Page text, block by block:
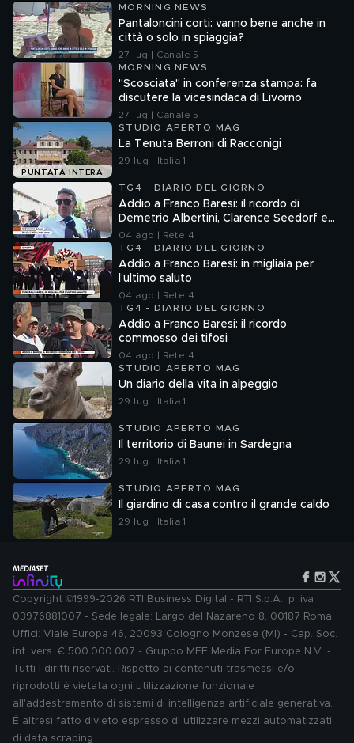
MORNING NEWS
Pantaloncini corti: vanno bene anche in
città o solo in spiaggia?
27 lug | Canale 5
MORNING NEWS
"Scosciata" in conferenza stampa: fa
discutere la vicesindaca di Livorno
27 lug | Canale 5
PUNTATA INTERA
STUDIO APERTO MAG
La Tenuta Berroni di Racconigi
29 lug | Italia 1
TG4 - DIARIO DEL GIORNO
Addio a Franco Baresi: il ricordo di
Demetrio Albertini, Clarence Seedorf e
Giovanni Galli
04 ago | Rete 4
TG4 - DIARIO DEL GIORNO
Addio a Franco Baresi: in migliaia per
l'ultimo saluto
04 ago | Rete 4
TG4 - DIARIO DEL GIORNO
Addio a Franco Baresi: il ricordo
commosso dei tifosi
04 ago | Rete 4
STUDIO APERTO MAG
Un diario della vita in alpeggio
29 lug | Italia 1
STUDIO APERTO MAG
Il territorio di Baunei in Sardegna
29 lug | Italia 1
STUDIO APERTO MAG
Il giardino di casa contro il grande caldo
29 lug | Italia 1
Copyright ©1999-2026 RTI Business Digital - RTI S.p.A.: p. iva
03976881007 - Sede legale: Largo del Nazareno 8, 00187 Roma.
Uffici: Viale Europa 46, 20093 Cologno Monzese (MI) - Cap. Soc.
int. vers. € 500.000.007 - Gruppo MFE Media For Europe N.V. -
Tutti i diritti riservati. Rispetto ai contenuti trasmessi e/o
riprodotti è vietata ogni utilizzazione funzionale
all'addestramento di sistemi di intelligenza artificiale generativa.
È altresì fatto divieto espresso di utilizzare mezzi automatizzati
di data scraping.